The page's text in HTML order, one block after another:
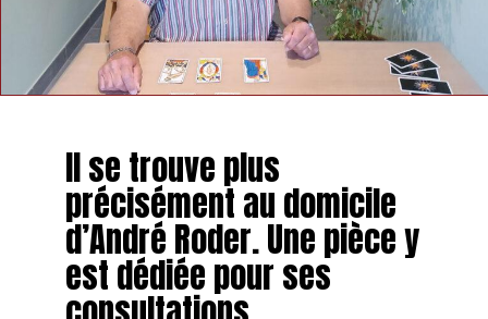
Il se trouve plus
précisément au domicile
d’André Roder. Une pièce y
est dédiée pour ses